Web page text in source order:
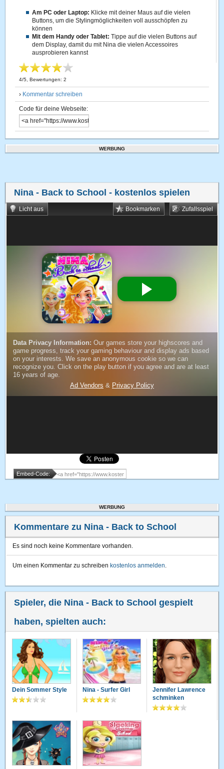
Am PC oder Laptop: Klicke mit deiner Maus auf die vielen
Buttons, um die Stylingmöglichkeiten voll ausschöpfen zu
können
Mit dem Handy oder Tablet: Tippe auf die vielen Buttons auf
dem Display, damit du mit Nina die vielen Accessoires
ausprobieren kannst
4/5 , Bewertungen:2
› Kommentar schreiben
Code für deine Webseite:
WERBUNG
Nina - Back to School - kostenlos spielen
Licht aus Zufallsspiel
Bookmarken
Embed-Code:
WERBUNG
Kommentare zu Nina - Back to School
Es sind noch keine Kommentare vorhanden.
Um einen Kommentar zu schreiben kostenlos anmelden.
Spieler, die Nina - Back to School gespielt
haben, spielten auch:
Dein Sommer Style Nina - Surfer Girl
Jennifer Lawrence
schminken